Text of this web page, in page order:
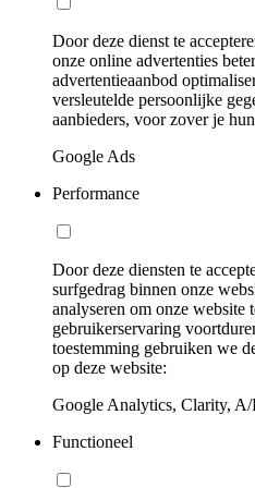
Door deze dienst te
onze online advertenties
advertentieaanbod
versleutelde persoonlijke
aanbieders, voor zover je
Google Ads
Performance
Door deze diensten te
surfgedrag binnen onze
analyseren om onze website
gebruikerservaring
toestemming gebruiken we
op deze website:
Google Analytics, Clarity,
Functioneel